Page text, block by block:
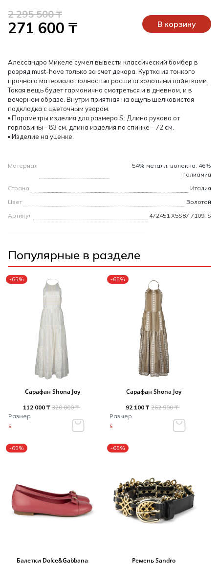
2 295 500 ₸
271 600 ₸ В корзину
Алессандро Микеле сумел вывести классический бомбер в
разряд must-have только за счет декора. Куртка из тонкого
прочного материала полностью расшита золотыми пайетками.
Такая вещь будет гармонично смотреться и в дневном, и в
вечернем образе. Внутри приятная на ощупь шелковистая
подкладка с цветочным узором.
▪ Параметры изделия для размера S: Длина рукава от
горловины - 83 см, длина изделия по спинке - 72 см.
▪ Изделие на уценке.
Материал
54% металл. волокна, 46%
полиамид
Страна
Италия
Цвет
Золотой
Артикул
472451 X5S87 7109_S
Популярные в разделе
-65%
Сарафан Shona Joy
112 000 ₸ 320 000 ₸
Размер
S
-65%
Сарафан Shona Joy
92 100 ₸ 262 900 ₸
Размер
S
-65%
Балетки Dolce&Gabbana
-65%
Ремень Sandro